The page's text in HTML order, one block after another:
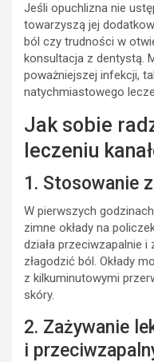
Jeśli opuchlizna nie
towarzyszą jej
ból czy trudności w
konsultacja z dentystą.
poważniejszej infekcji,
natychmiastowego
Jak sobie
leczeniu
1. Stosowanie
W pierwszych
zimne okłady na
działa przeciwzapalnie
złagodzić ból. Okłady
z kilkuminutowymi
skóry.
2. Zażywanie
i